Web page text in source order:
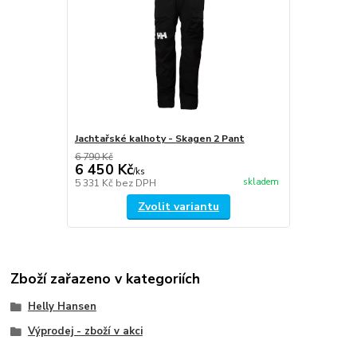
Jachtařské kalhoty - Skagen 2 Pant
6 790 Kč
6 450 Kč/ks
5 331 Kč bez DPH skladem
Zvolit variantu
Zboží zařazeno v kategoriích
Helly Hansen
Výprodej - zboží v akci